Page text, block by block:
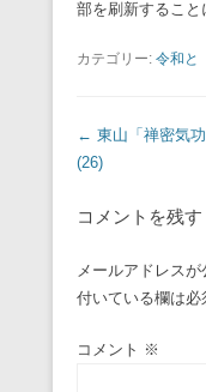
部を刷新すること
カテゴリー: 令和と
投稿ナビゲーショ
← 東山「禅密気功
(26)
コメントを残す
メールアドレスが
付いている欄は必
コメント ※